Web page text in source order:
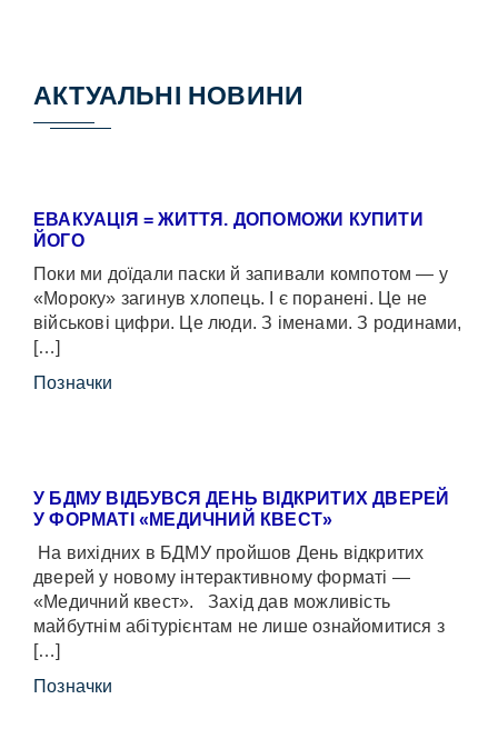
АКТУАЛЬНІ НОВИНИ
ЕВАКУАЦІЯ = ЖИТТЯ. ДОПОМОЖИ КУПИТИ
ЙОГО
Поки ми доїдали паски й запивали компотом — у
«Мороку» загинув хлопець. І є поранені. Це не
військові цифри. Це люди. З іменами. З родинами,
[…]
Позначки
У БДМУ ВІДБУВСЯ ДЕНЬ ВІДКРИТИХ ДВЕРЕЙ
У ФОРМАТІ «МЕДИЧНИЙ КВЕСТ»
На вихідних в БДМУ пройшов День відкритих
дверей у новому інтерактивному форматі —
«Медичний квест». Захід дав можливість
майбутнім абітурієнтам не лише ознайомитися з
[…]
Позначки